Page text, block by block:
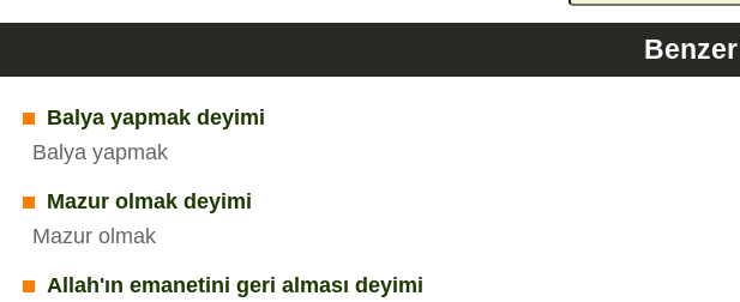
Balya yapmak deyimi
Balya yapmak
Mazur olmak deyimi
Mazur olmak
Allah'ın emanetini geri alması deyimi